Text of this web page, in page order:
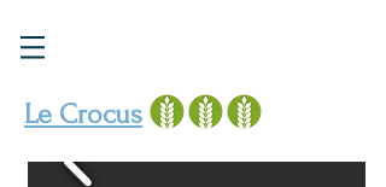
Le Crocus